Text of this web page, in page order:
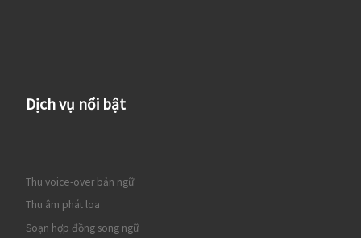
Dịch vụ nổi bật
Thu voice-over bản ngữ
Thu âm phát loa
Soạn hợp đồng song ngữ